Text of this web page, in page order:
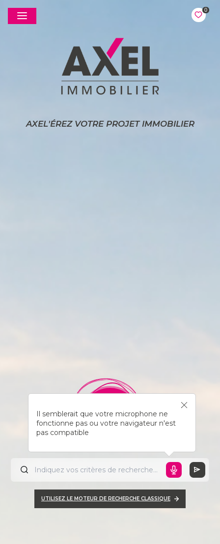
0
AXEL'ÉREZ VOTRE PROJET IMMOBILIER
Il semblerait que votre microphone ne
fonctionne pas ou votre navigateur n'est
pas compatible
UTILISEZ LE MOTEUR DE RECHERCHE CLASSIQUE